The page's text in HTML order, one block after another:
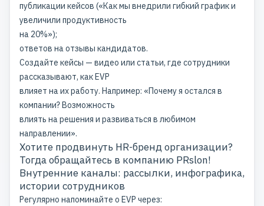
публикации кейсов («Как мы внедрили гибкий график и
увеличили продуктивность
на 20%»);
ответов на отзывы кандидатов.
Создайте кейсы — видео или статьи, где сотрудники
рассказывают, как EVP
влияет на их работу. Например: «Почему я остался в
компании? Возможность
влиять на решения и развиваться в любимом
направлении».
Хотите продвинуть HR-бренд организации?
Тогдаобращайтесь в компанию PRslon!
Внутренние каналы: рассылки, инфографика,
истории сотрудников
Регулярно напоминайте о EVP через: